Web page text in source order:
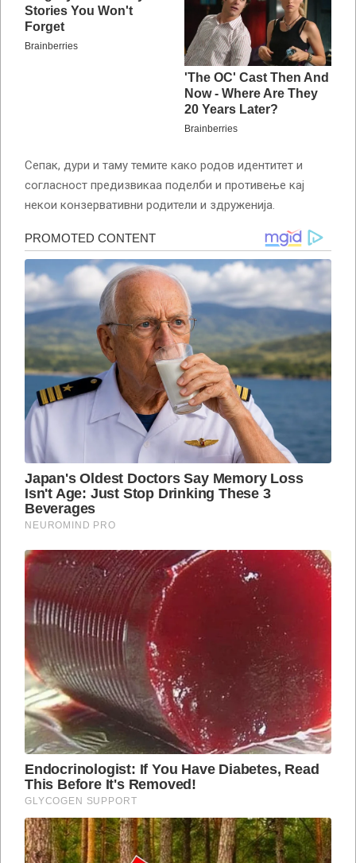
Сепак, дури и таму темите како родов идентитет и
согласност предизвикаа поделби и противење кај
некои конзервативни родители и здруженија.